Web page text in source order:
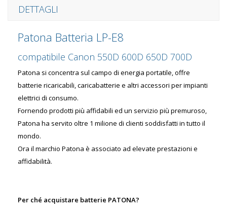
DETTAGLI
Patona Batteria LP-E8
compatibile Canon 550D 600D 650D 700D
Patona si concentra sul campo di energia portatile, offre
batterie ricaricabili, caricabatterie e altri accessori per impianti
elettrici di consumo.
Fornendo prodotti più affidabili ed un servizio più premuroso,
Patona ha servito oltre 1 milione di clienti soddisfatti in tutto il
mondo.
Ora il marchio Patona è associato ad elevate prestazioni e
affidabilità.
Per ché acquistare batterie PATONA?